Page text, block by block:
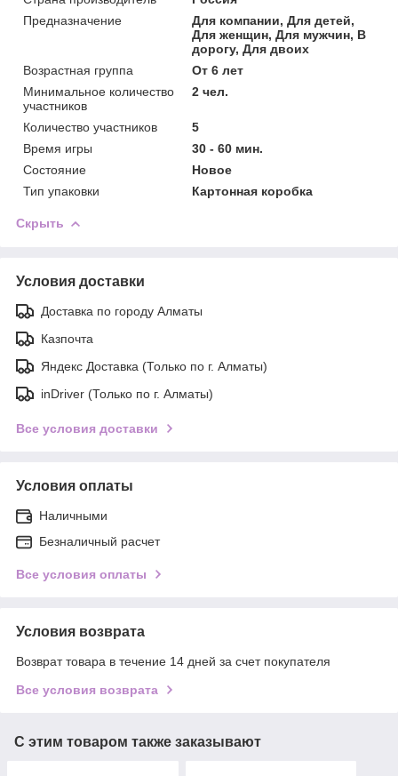
Предназначение
Для компании, Для детей,
Для женщин, Для мужчин, В
дорогу, Для двоих
Возрастная группа
От 6 лет
Минимальное количество
участников
2 чел.
Количество участников
5
Время игры
30 - 60 мин.
Состояние
Новое
Тип упаковки
Картонная коробка
Скрыть
Условия доставки
Доставка по городу Алматы
Казпочта
Яндекс Доставка (Только по г. Алматы)
inDriver (Только по г. Алматы)
Все условия доставки
Условия оплаты
Наличными
Безналичный расчет
Все условия оплаты
Условия возврата
Возврат товара в течение 14 дней за счет покупателя
Все условия возврата
С этим товаром также заказывают